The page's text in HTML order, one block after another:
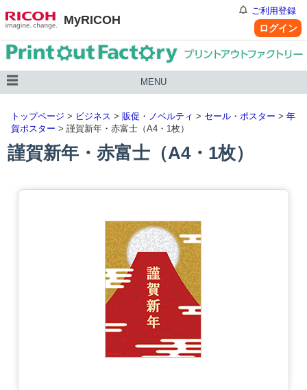
MyRICOH
ご利用登録
ログイン
MENU
トップページ > ビジネス > 販促・ノベルティ > セール・ポスター > 年
賀ポスター > 謹賀新年・赤富士（A4・1枚）
謹賀新年・赤富士（A4・1枚）